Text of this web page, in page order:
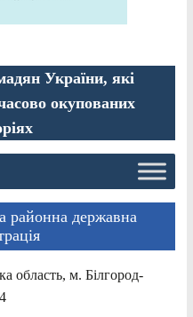
України, які
окупованих
районна державна
область, м. Білгород-